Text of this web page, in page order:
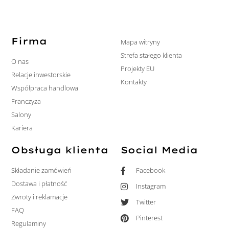
Firma
O nas
Relacje inwestorskie
Współpraca handlowa
Franczyza
Salony
Kariera
Mapa witryny
Strefa stałego klienta
Projekty EU
Kontakty
Obsługa klienta
Składanie zamówień
Dostawa i płatność
Zwroty i reklamacje
FAQ
Regulaminy
Social Media
Facebook
Instagram
Twitter
Pinterest